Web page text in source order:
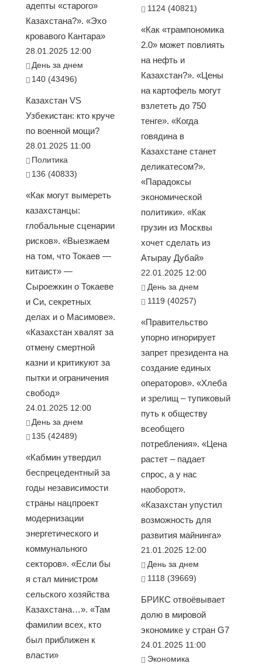
адепты «старого»
Казахстана?». «Эхо
кровавого Кантара»
28.01.2025 12:00
День за днем
140 (43496)
Казахстан VS
Узбекистан: кто круче
по военной мощи?
28.01.2025 11:00
Политика
136 (40833)
«Как могут вымереть
казахстанцы:
глобальные сценарии
рисков». «Выезжаем
на том, что Токаев —
китаист» —
Сыроежкин о Токаеве
и Си, секретных
делах и о Масимове».
«Казахстан хвалят за
отмену смертной
казни и критикуют за
пытки и ограничения
свобод»
24.01.2025 12:00
День за днем
135 (42489)
«Кабмин утвердил
беспрецедентный за
годы независимости
страны нацпроект
модернизации
энергетического и
коммунального
секторов». «Если бы
я стал министром
сельского хозяйства
Казахстана…». «Там
фамилии всех, кто
был приближен к
власти»
1124 (40821)
«Как «трампономика
2.0» может повлиять
на нефть и
Казахстан?». «Цены
на картофель могут
взлететь до 750
тенге». «Когда
говядина в
Казахстане станет
деликатесом?».
«Парадоксы
экономической
политики». «Как
грузин из Москвы
хочет сделать из
Атырау Дубай»
22.01.2025 12:00
День за днем
1119 (40257)
«Правительство
упорно игнорирует
запрет президента на
создание единых
операторов». «Хлеба
и зрелищ – тупиковый
путь к обществу
всеобщего
потребления». «Цена
растет – падает
спрос, а у нас
наоборот».
«Казахстан упустил
возможность для
развития майнинга»
21.01.2025 12:00
День за днем
1118 (39669)
БРИКС отвоёвывает
долю в мировой
экономике у стран G7
24.01.2025 11:00
Экономика